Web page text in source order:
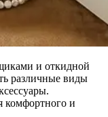
и откидной
различные виды
комфортного и